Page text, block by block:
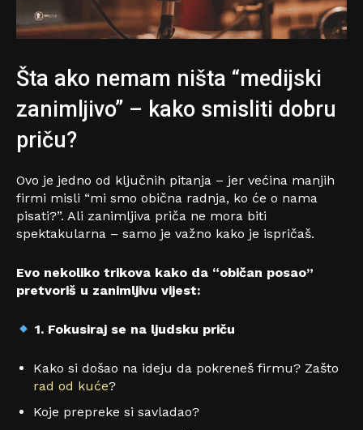
Šta ako nemam ništa “medijski
zanimljivo” – kako smisliti dobru
priču?
Ovo je jedno od ključnih pitanja – jer većina manjih
firmi misli “mi smo obična radnja, ko će o nama
pisati?”. Ali zanimljiva priča ne mora biti
spektakularna – samo je važno kako je ispričaš.
Evo nekoliko trikova kako da “običan posao”
pretvoriš u zanimljivu vijest:
1. Fokusiraj se na ljudsku priču
Kako si došao na ideju da pokreneš firmu? Zašto
rad od kuće?
Koje prepreke si savladao?